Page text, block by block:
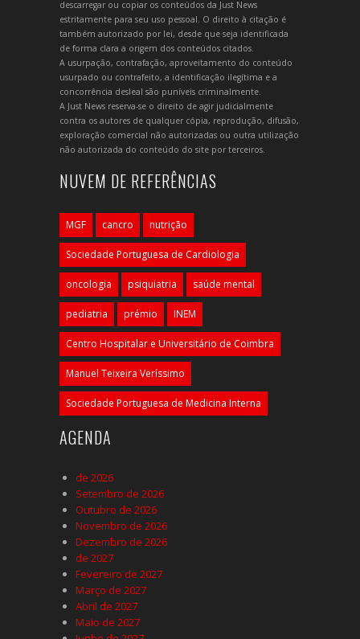
descarregar ou copiar os conteúdos da Just News
estritamente para seu uso pessoal. O direito à citação é
também autorizado por lei, desde que seja identificada
de forma clara a origem dos conteúdos citados.
A usurpação, contrafação, aproveitamento do conteúdo
usurpado ou contrafeito, a identificação ilegítima e a
concorrência desleal são puníveis criminalmente.
A Just News reserva-se o direito de agir judicialmente
contra os autores de qualquer cópia, reprodução, difusão,
exploração comercial não autorizadas ou outra utilização
não autorizada do conteúdo do site por terceiros.
NUVEM DE REFERÊNCIAS
MGF cancro nutrição
Sociedade Portuguesa de Cardiologia
oncologia psiquiatria saúde mental
pediatria prémio INEM
Centro Hospitalar e Universitário de Coimbra
Manuel Teixeira Veríssimo
Sociedade Portuguesa de Medicina Interna
AGENDA
de 2026
Setembro de 2026
Outubro de 2026
Novembro de 2026
Dezembro de 2026
de 2027
Fevereiro de 2027
Março de 2027
Abril de 2027
Maio de 2027